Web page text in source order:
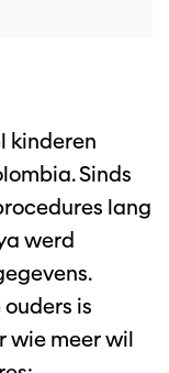
kinderen
Sinds
lang
werd
is
wie meer wil